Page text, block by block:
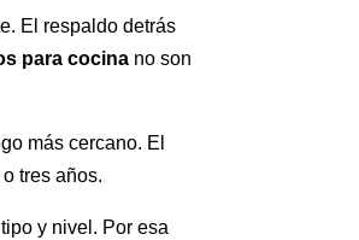
El respaldo detrás
para cocina no son
más cercano. El
tres años.
y nivel. Por esa